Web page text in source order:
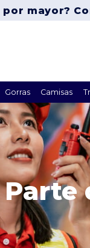
por mayor?
Gorras Camisas